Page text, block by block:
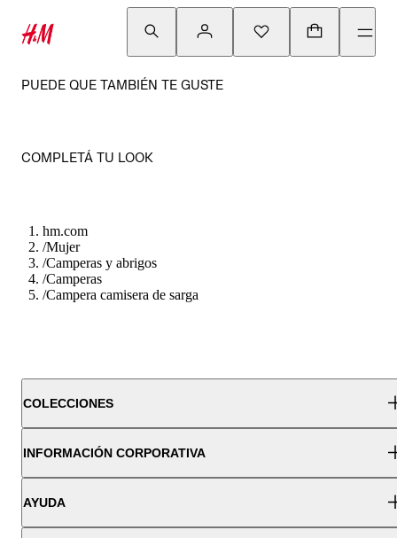
PUEDE QUE TAMBIÉN TE GUSTE
COMPLETÁ TU LOOK
hm.com
/Mujer
/Camperas y abrigos
/Camperas
/Campera camisera de sarga
COLECCIONES
INFORMACIÓN CORPORATIVA
AYUDA